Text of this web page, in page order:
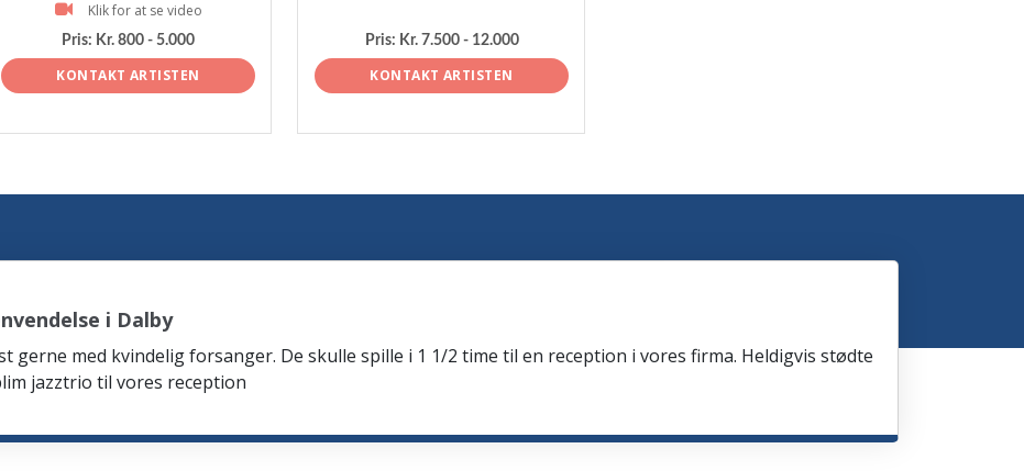
Klik for at se video
Pris: Kr. 800 - 5.000
KONTAKT ARTISTEN
Pris: Kr. 7.500 - 12.000
KONTAKT ARTISTEN
i Dalby
gerne med kvindelig forsanger. De skulle spille i 1 1/2 time til en reception i vores firma. Heldigvis stødte
jazztrio til vores reception